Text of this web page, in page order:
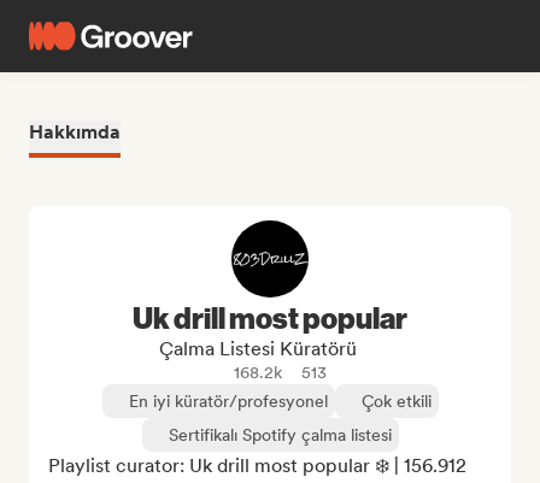
Hakkımda
Uk drill most popular
Çalma Listesi Küratörü
168.2k
513
En iyi küratör/profesyonel
Çok etkili
Sertifikalı Spotify çalma listesi
Playlist curator: Uk drill most popular ❄️ | 156.912